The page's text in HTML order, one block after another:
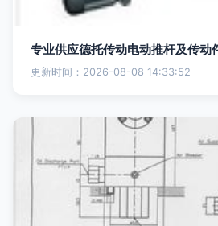
专业供应德托传动电动推杆及传动
更新时间：2026-08-08 14:33:52